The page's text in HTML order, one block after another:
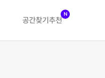
공간찾기 추천
N